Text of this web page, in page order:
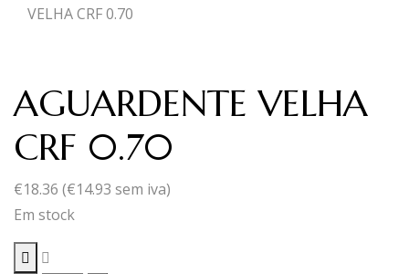
VELHA CRF 0.70
AGUARDENTE VELHA
CRF 0.70
€18.36 (€14.93 sem iva)
Em stock